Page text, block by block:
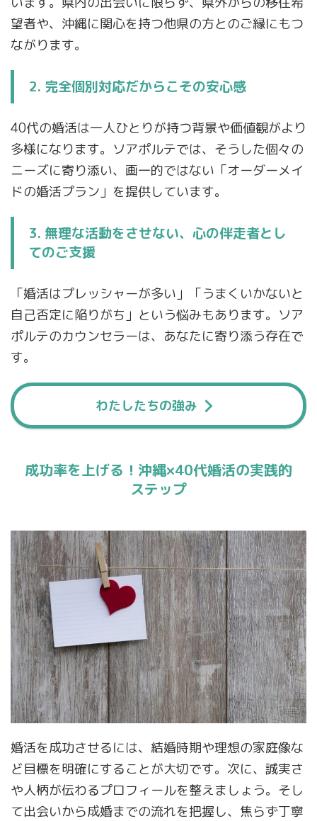
望者や、沖縄に関心を持つ他県の方とのご縁にもつ
ながります。
2. 完全個別対応だからこその安心感
40代の婚活は一人ひとりが持つ背景や価値観がより
多様になります。ソアポルテでは、そうした個々の
ニーズに寄り添い、画一的ではない「オーダーメイ
ドの婚活プラン」を提供しています。
3. 無理な活動をさせない、心の伴走者とし
てのご支援
「婚活はプレッシャーが多い」「うまくいかないと
自己否定に陥りがち」という悩みもあります。ソア
ポルテのカウンセラーは、あなたに寄り添う存在で
す。
わたしたちの強み
成功率を上げる！沖縄×40代婚活の実践的
ステップ
婚活を成功させるには、結婚時期や理想の家庭像な
ど目標を明確にすることが大切です。次に、誠実さ
や人柄が伝わるプロフィールを整えましょう。そし
て出会いから成婚までの流れを把握し、焦らず丁寧